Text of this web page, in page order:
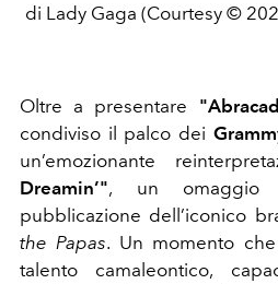
di Lady Gaga (Courtesy ©
Oltre a presentare
condiviso il palco dei
un’emozionante
Dreamin’", un
pubblicazione dell’iconico
the Papas. Un momento
talento camaleontico,